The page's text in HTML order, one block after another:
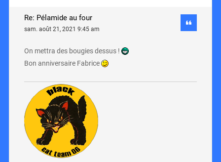
Re: Pélamide au four
sam. août 21, 2021 9:45 am
On mettra des bougies dessus !
Bon anniversaire Fabrice